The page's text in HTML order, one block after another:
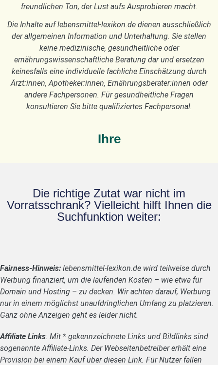
freundlichen Ton, der Lust aufs Ausprobieren macht.
Die Inhalte auf lebensmittel-lexikon.de dienen ausschließlich
der allgemeinen Information und Unterhaltung. Sie stellen
keine medizinische, gesundheitliche oder
ernährungswissenschaftliche Beratung dar und ersetzen
keinesfalls eine individuelle fachliche Einschätzung durch
Ärzt:innen, Apotheker:innen, Ernährungsberater:innen oder
andere Fachpersonen. Für gesundheitliche Fragen
konsultieren Sie bitte qualifiziertes Fachpersonal.
Ihre
Die richtige Zutat war nicht im
Vorratsschrank? Vielleicht hilft Ihnen die
Suchfunktion weiter:
Fairness-Hinweis: lebensmittel-lexikon.de wird teilweise durch
Werbung finanziert, um die laufenden Kosten – wie etwa für
Domain und Hosting – zu decken. Wir achten darauf, Werbung
nur in einem möglichst unaufdringlichen Umfang zu platzieren.
Ganz ohne Anzeigen geht es leider nicht.
Affiliate Links: Mit * gekennzeichnete Links und Bildlinks sind
sogenannte Affiliate-Links. Der Webseitenbetreiber erhält eine
Provision bei einem Kauf über diesen Link. Für Nutzer fallen